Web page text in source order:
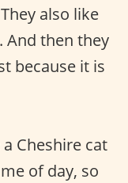
also like
then they
because it is
Cheshire cat
of day, so